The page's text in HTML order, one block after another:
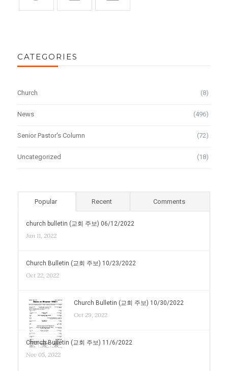
CATEGORIES
Church (8)
News (496)
Senior Pastor's Column (72)
Uncategorized (18)
Popular Recent Comments
church bulletin (교회 주보) 06/12/2022
Jun 11, 2022
Church Bulletin (교회 주보) 10/23/2022
Oct 22, 2022
Church Bulletin (교회 주보) 10/30/2022
Oct 29, 2022
Church Bulletin (교회 주보) 11/6/2022
Nov 05, 2022